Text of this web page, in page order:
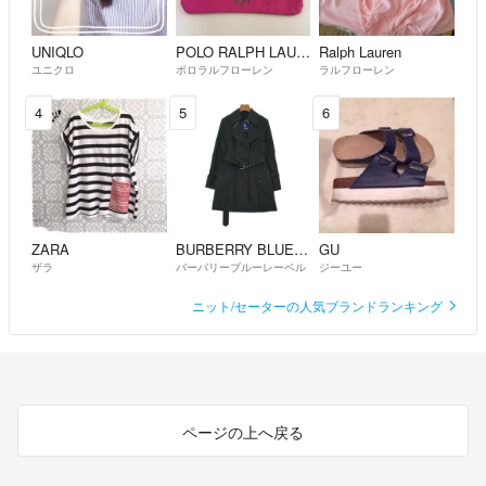
UNIQLO
ユニクロ
POLO RALPH LAUREN
ポロラルフローレン
Ralph Lauren
ラルフローレン
4
ZARA
ザラ
5
BURBERRY BLUE LABEL
バーバリーブルーレーベル
6
GU
ジーユー
ニット/セーターの人気ブランドランキング
ページの上へ戻る